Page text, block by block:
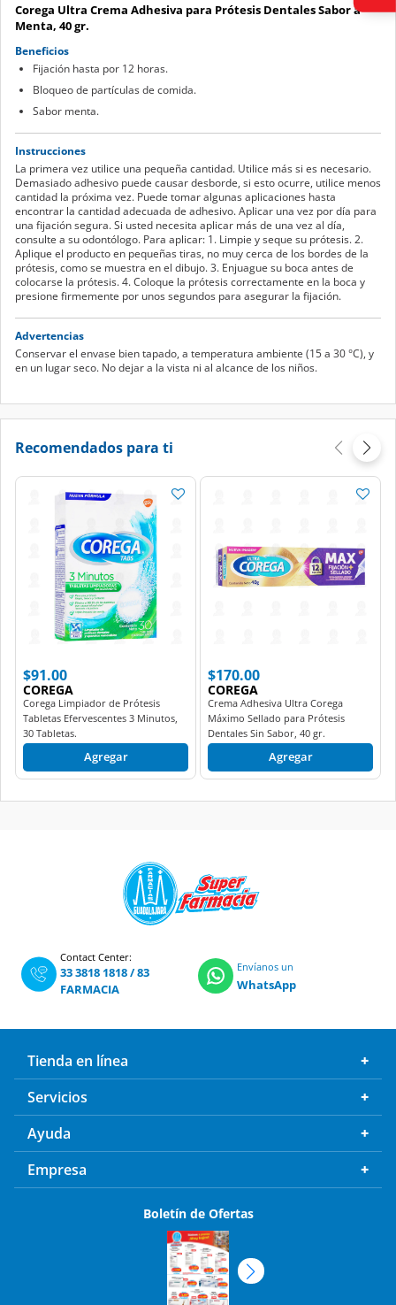
Corega Ultra Crema Adhesiva para Prótesis Dentales Sabor a
Menta, 40 gr.
Beneficios
Fijación hasta por 12 horas.
Bloqueo de partículas de comida.
Sabor menta.
Instrucciones
La primera vez utilice una pequeña cantidad. Utilice más si es necesario.
Demasiado adhesivo puede causar desborde, si esto ocurre, utilice menos
cantidad la próxima vez. Puede tomar algunas aplicaciones hasta
encontrar la cantidad adecuada de adhesivo. Aplicar una vez por día para
una fijación segura. Si usted necesita aplicar más de una vez al día,
consulte a su odontólogo. Para aplicar: 1. Limpie y seque su prótesis. 2.
Aplique el producto en pequeñas tiras, no muy cerca de los bordes de la
prótesis, como se muestra en el dibujo. 3. Enjuague su boca antes de
colocarse la prótesis. 4. Coloque la prótesis correctamente en la boca y
presione firmemente por unos segundos para asegurar la fijación.
Advertencias
Conservar el envase bien tapado, a temperatura ambiente (15 a 30 °C), y
en un lugar seco. No dejar a la vista ni al alcance de los niños.
Recomendados para ti
$91.00
COREGA
Corega Limpiador de Prótesis
Tabletas Efervescentes 3 Minutos,
30 Tabletas.
Agregar
$170.00
COREGA
Crema Adhesiva Ultra Corega
Máximo Sellado para Prótesis
Dentales Sin Sabor, 40 gr.
Agregar
Contact Center:
33 3818 1818/83
FARMACIA
Envíanos un
WhatsApp
Tienda en línea
Servicios
Ayuda
Empresa
Boletín de Ofertas